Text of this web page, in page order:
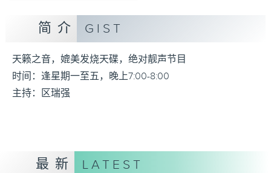
简介 GIST
天籁之音，媲美发烧天碟，绝对靓声节目
时间：逢星期一至五，晚上7:00-8:00
主持：区瑞强
最新 LATEST